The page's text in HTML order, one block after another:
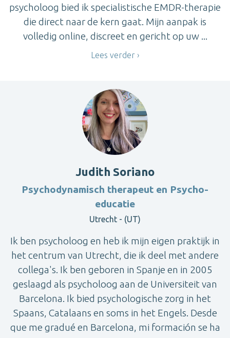
psycholoog bied ik specialistische EMDR-therapie
die direct naar de kern gaat. Mijn aanpak is
volledig online, discreet en gericht op uw ...
Lees verder
Judith Soriano
Psychodynamisch therapeut en Psycho-
educatie
Utrecht - (UT)
Ik ben psycholoog en heb ik mijn eigen praktijk in
het centrum van Utrecht, die ik deel met andere
collega's. Ik ben geboren in Spanje en in 2005
geslaagd als psycholoog aan de Universiteit van
Barcelona. Ik bied psychologische zorg in het
Spaans, Catalaans en soms in het Engels. Desde
que me gradué en Barcelona, mi formación se ha